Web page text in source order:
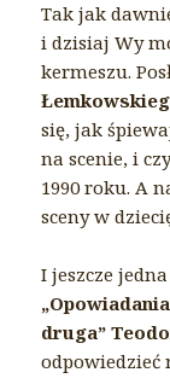
Tak jak
i dzisiaj Wy
kermeszu.
się, jak
na scenie, i
1990 roku. A
sceny w
I jeszcze
druga”
odpowiedzieć